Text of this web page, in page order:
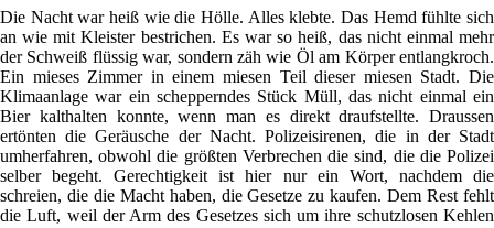
Die Nacht war heiß wie die Hölle. Alles klebte. Das Hemd fühlte sich
an wie mit Kleister bestrichen. Es war so heiß, das nicht einmal mehr
der Schweiß flüssig war, sondern zäh wie Öl am Körper entlangkroch.
Ein mieses Zimmer in einem miesen Teil dieser miesen Stadt. Die
Klimaanlage war ein schepperndes Stück Müll, das nicht einmal ein
Bier kalthalten konnte, wenn man es direkt draufstellte. Draussen
ertönten die Geräusche der Nacht. Polizeisirenen, die in der Stadt
umherfahren, obwohl die größten Verbrechen die sind, die die Polizei
selber begeht. Gerechtigkeit ist hier nur ein Wort, nachdem die
schreien, die die Macht haben, die Gesetze zu kaufen. Dem Rest fehlt
die Luft, weil der Arm des Gesetzes sich um ihre schutzlosen Kehlen